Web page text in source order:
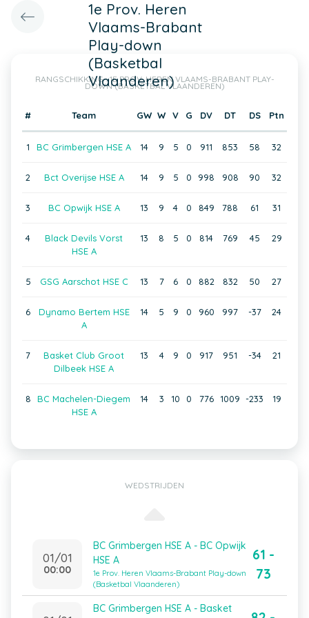
1e Prov. Heren
Vlaams-Brabant
Play-down
(Basketbal
Vlaanderen)
RANGSCHIKKING : 1E PROV. HEREN VLAAMS-BRABANT PLAY-
DOWN (BASKETBAL VLAANDEREN)
# Team GW W V G DV DT DS Ptn
1 BC Grimbergen HSE A 14 9 5 0 911 853 58 32
2 Bct Overijse HSE A 14 9 5 0 998 908 90 32
3 BC Opwijk HSE A 13 9 4 0 849 788 61 31
4
Black Devils Vorst
HSE A
13 8 5 0 814 769 45 29
5 GSG Aarschot HSE C 13 7 6 0 882 832 50 27
6
Dynamo Bertem HSE
A
14 5 9 0 960 997 -37 24
7
Basket Club Groot
Dilbeek HSE A
13 4 9 0 917 951 -34 21
8
BC Machelen-Diegem
HSE A
14 3 10 0 776 1009 -233 19
WEDSTRIJDEN
01/01
00:00
BC Grimbergen HSE A - BC Opwijk
HSE A
1e Prov. Heren Vlaams-Brabant Play-down
(Basketbal Vlaanderen)
61 -
73
BC Grimbergen HSE A - Basket